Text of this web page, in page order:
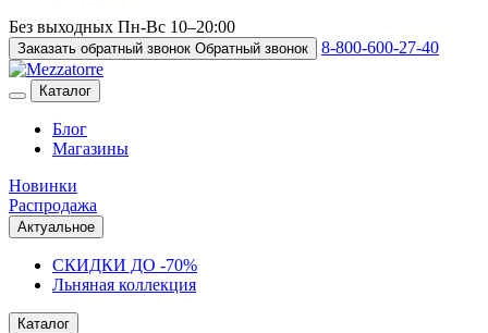
Без выходных Пн-Вс 10–20:00
Заказать обратный звонок Обратный звонок 8-800-600-27-40
Каталог
Блог
Магазины
Новинки
Распродажа
Актуальное
СКИДКИ ДО -70%
Льняная коллекция
Каталог